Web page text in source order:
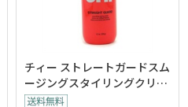
チィー ストレートガードスム
ージングスタイリングクリー
ム